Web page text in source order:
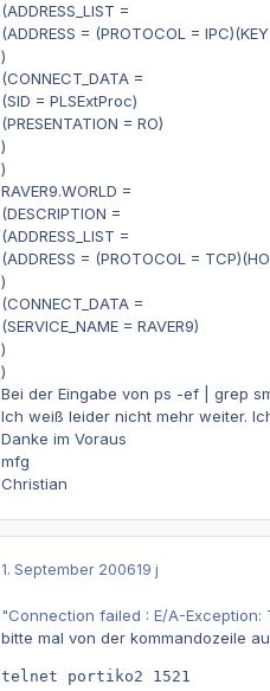
(ADDRESS_LIST =
(ADDRESS = (PROTOCOL =
)
(CONNECT_DATA =
(SID = PLSExtProc)
(PRESENTATION = RO)
)
)
RAVER9.WORLD =
(DESCRIPTION =
(ADDRESS_LIST =
(ADDRESS = (PROTOCOL =
)
(CONNECT_DATA =
(SERVICE_NAME = RAVER9)
)
)
Bei der Eingabe von ps -ef | grep
Ich weiß leider nicht mehr weiter.
Danke im Voraus
mfg
Christian
1. September 200619 j
"Connection failed : E/A-
bitte mal von der kommandozeile
telnet portiko2 1521